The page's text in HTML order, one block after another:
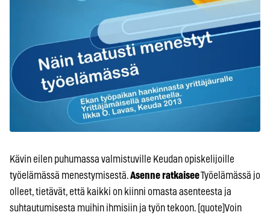
Kävin eilen puhumassa valmistuville Keudan opiskelijoille
työelämässä menestymisestä.Asenne ratkaiseeTyöelämässä jo
olleet, tietävät, että kaikki on kiinni omasta asenteesta ja
suhtautumisesta muihin ihmisiin ja työn tekoon. [quote]Voin